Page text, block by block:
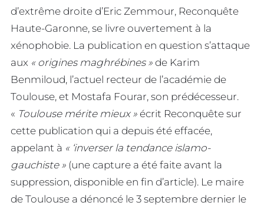
d’extrême droite d’Eric Zemmour, Reconquête
Haute-Garonne, se livre ouvertement à la
xénophobie. La publication en question s’attaque
aux « origines maghrébines » de Karim
Benmiloud, l’actuel recteur de l’académie de
Toulouse, et Mostafa Fourar, son prédécesseur.
« Toulouse mérite mieux » écrit Reconquête sur
cette publication qui a depuis été effacée,
appelant à « ‘inverser la tendance islamo-
gauchiste » (une capture a été faite avant la
suppression, disponible en fin d’article). Le maire
de Toulouse a dénoncé le 3 septembre dernier le